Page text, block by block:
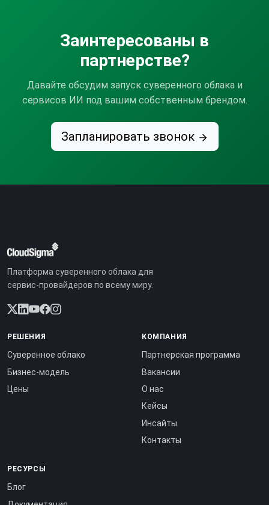
Заинтересованы в
партнерстве?
Давайте обсудим запуск суверенного облака и
сервисов ИИ под вашим собственным брендом.
Запланировать звонок
Платформа суверенного облака для
сервис-провайдеров по всему миру.
РЕШЕНИЯ
Суверенное облако
Бизнес-модель
Цены
КОМПАНИЯ
Партнерская программа
Вакансии
О нас
Кейсы
Инсайты
Контакты
РЕСУРСЫ
Блог